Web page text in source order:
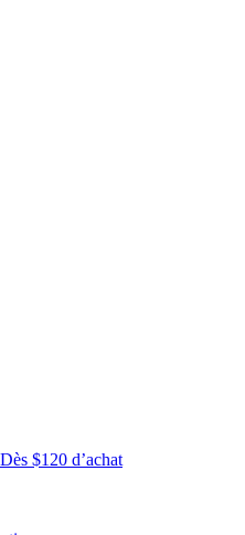
Dès $120 d’achat